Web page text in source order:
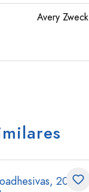
Avery